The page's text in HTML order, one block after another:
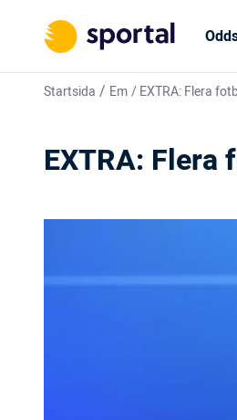
Startsida / Em/EXTRA: Flera
EXTRA: